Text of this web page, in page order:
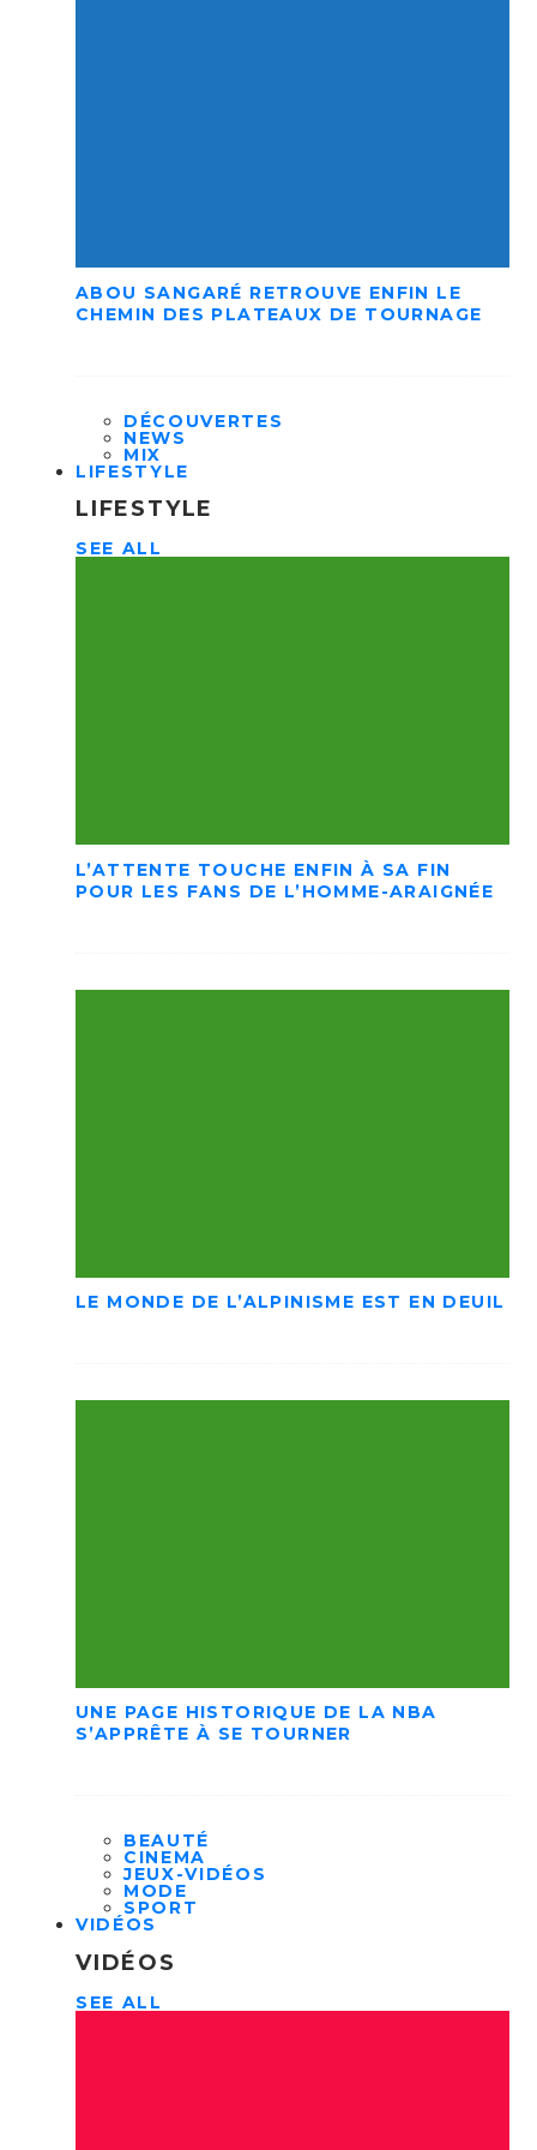
ABOU SANGARÉ RETROUVE ENFIN LE
CHEMIN DES PLATEAUX DE TOURNAGE
DÉCOUVERTES
NEWS
MIX
LIFESTYLE
LIFESTYLE
SEE ALL
L’ATTENTE TOUCHE ENFIN À SA FIN
POUR LES FANS DE L’HOMME-ARAIGNÉE
LE MONDE DE L’ALPINISME EST EN DEUIL
UNE PAGE HISTORIQUE DE LA NBA
S’APPRÊTE À SE TOURNER
BEAUTÉ
CINEMA
JEUX-VIDÉOS
MODE
SPORT
VIDÉOS
VIDÉOS
SEE ALL